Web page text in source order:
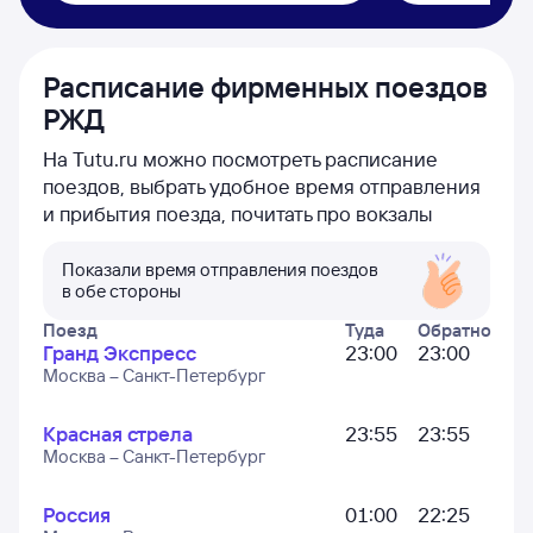
Расписание фирменных поездов
РЖД
На Tutu.ru можно посмотреть расписание
поездов, выбрать удобное время отправления
и прибытия поезда, почитать про вокзалы
Показали время отправления поездов
в обе стороны
Поезд
Туда Обратно
Гранд Экспресс
Москва – Санкт-Петербург
23:00 23:00
Красная стрела
Москва – Санкт-Петербург
23:55 23:55
Россия 01:00 22:25